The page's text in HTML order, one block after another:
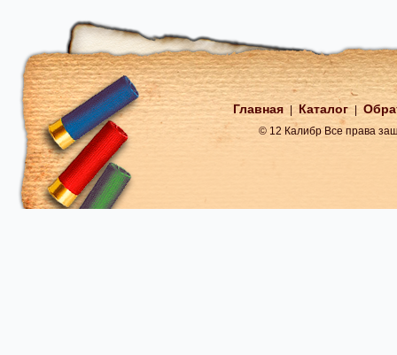
Главная Каталог
© 12 Калибр Все права